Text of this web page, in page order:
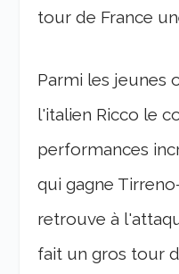
tour de France
Parmi les jeunes
l'italien Ricco le
performances
qui gagne
retrouve à
fait un gros tour